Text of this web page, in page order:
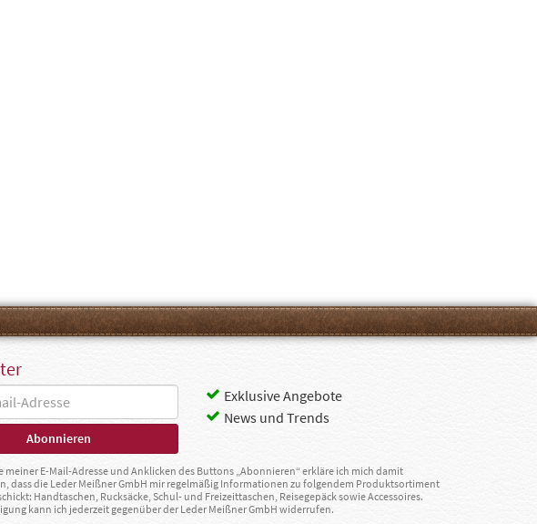
Exklusive Angebote
News und Trends
meiner E-Mail-Adresse und Anklicken des Buttons „Abonnieren“ erkläre ich mich damit
dass die Leder Meißner GmbH mir regelmäßig Informationen zu folgendem Produktsortiment
Handtaschen, Rucksäcke, Schul- und Freizeittaschen, Reisegepäck sowie Accessoires.
kann ich jederzeit gegenüber der Leder Meißner GmbH widerrufen.